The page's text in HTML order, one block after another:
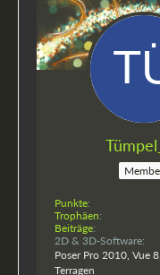
Punkte
Trophäen
Beiträge
2D & 3D-Software
Poser Pro 2010, Vue
Terragen